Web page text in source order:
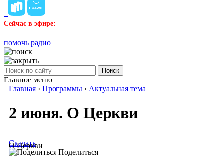
Сейчас в эфире:
помочь радио
Поиск
Главное меню
Главная › Программы › Актуальная тема
2 июня. О Церкви
О Церкви
Скачать
Поделиться